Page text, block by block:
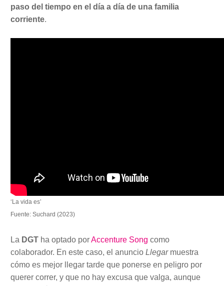
paso del tiempo en el día a día de una familia
corriente.
‘La vida es’
Fuente: Suchard (2023)
La DGT ha optado porAccenture Song como
colaborador. En este caso, el anuncio Llegarmuestra
cómo es mejor llegar tarde que ponerse en peligro por
querer correr, y que no hay excusa que valga, aunque